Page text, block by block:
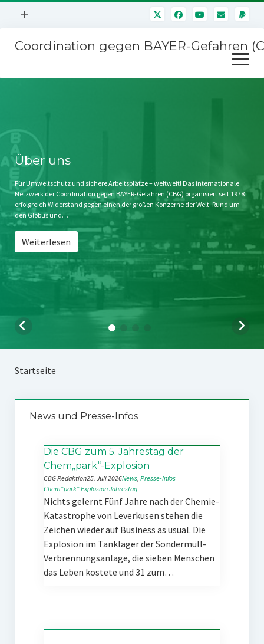
Menü
+
Mitmachen
Kontakt
Impressum
Störfälle
Coordination gegen BAYER-Gefahren
Menü
öffnen
Stichwort BAYER
Jahrestagung
SPENDEN
Über uns
Für Umweltschutz und sichere Arbeitsplätze – weltweit! Das internationale
Netzwerk der Coordination gegen BAYER-Gefahren (CBG) organisiert seit 1978
erfolgreich Widerstand gegen einen der großen Konzerne der Welt. Rund um
den Globus und…
Weiterlesen
Startseite
News und Presse-Infos
Die CBG zum 5. Jahrestag der
Chem„park“-Explosion
CBG Redaktion25. Juli 2026News, Presse-Infos
Chem“park“ExplosionJahrestag
Nichts gelernt Fünf Jahre nach der Chemie-
Katastrophe von Leverkusen stehen die
Zeichen wieder auf Business as usual. Die
Explosion im Tanklager der Sondermüll-
Verbrennungsanlage, die sieben Menschen
das Leben kostete und 31 zum…